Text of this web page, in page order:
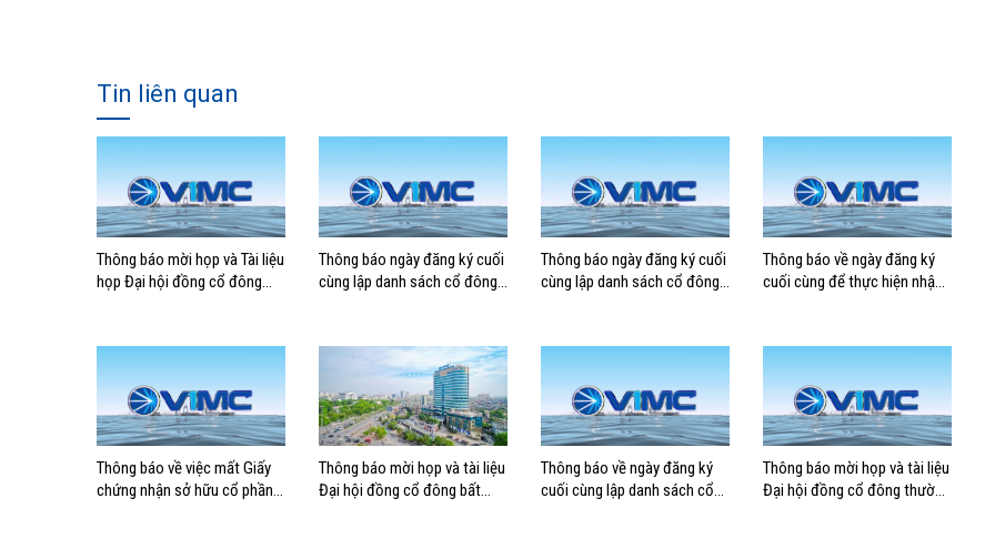
Tin liên quan
Thông báo mời họp và Tài liệu
họp Đại hội đồng cổ đông
Thông báo ngày đăng ký cuối
cùng lập danh sách cổ đông
Thông báo ngày đăng ký cuối
cùng lập danh sách cổ đông
Thông báo về ngày đăng ký
cuối cùng để thực hiện nhận
Thông báo về việc mất Giấy
chứng nhận sở hữu cổ phần
Thông báo mời họp và tài liệu
Đại hội đồng cổ đông bất
Thông báo về ngày đăng ký
cuối cùng lập danh sách cổ
Thông báo mời họp và tài liệu
Đại hội đồng cổ đông thường